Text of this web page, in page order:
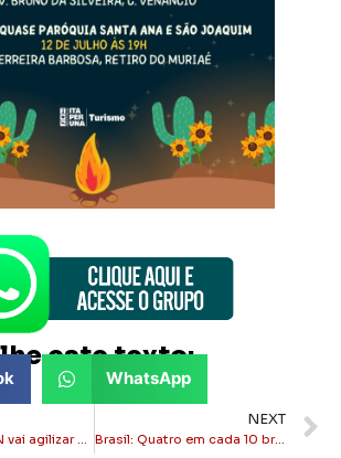
este texto:
WhatsApp
NEXT
Brasil: Quatro em cada 10 brasileiros já foram alvo de fraudes pela internet